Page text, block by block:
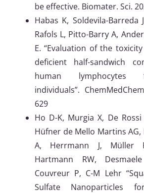
be effective. Biomater. Sci.
Habas K, Soldevila-Barreda
Rafols L, Pitto-Barry A,
E. “Evaluation of the
deficient half-sandwich
human lymphocytes
individuals”.
629
Ho D-K, Murgia X, De
Hüfner de Mello Martins AG,
A, Herrmann J, Müller
Hartmann RW,
Couvreur P, C-M Lehr
Sulfate Nanoparticles